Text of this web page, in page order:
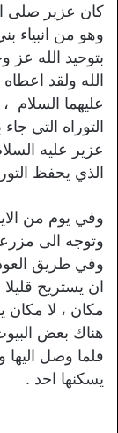
كان عزير صلى
وهو من انبياء
بتوحيد الله
الله ولقد
عليهما السلام
التوراه التي
عزير عليه
الذي يحفظ
وفي يوم من
وتوجه الى
وفي طريق
ان يستريح
مكان ، لا
هناك بعض
فلما وصل اليها
يسكنها احد .